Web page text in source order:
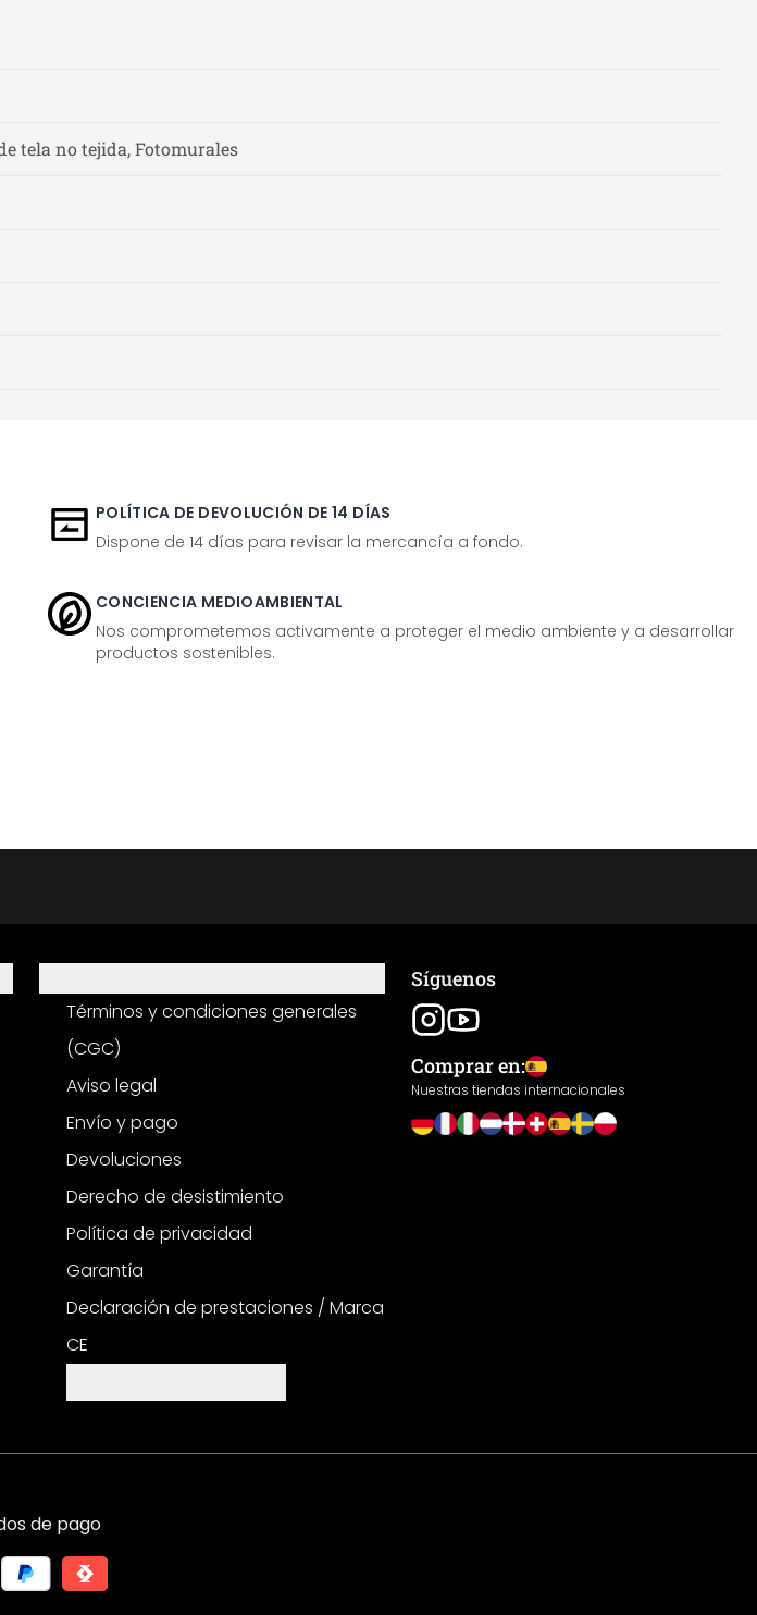
tela no tejida, Fotomurales
POLÍTICA DE DEVOLUCIÓN DE 14 DÍAS
Dispone de 14 días para revisar la mercancía a fondo.
CONCIENCIA MEDIOAMBIENTAL
Nos comprometemos activamente a proteger el medio ambiente y a desarrollar
productos sostenibles.
Términos y condiciones generales
(CGC)
Aviso legal
Envío y pago
Devoluciones
Derecho de desistimiento
Política de privacidad
Garantía
Declaración de prestaciones / Marca
CE
Síguenos
Comprar en:
Nuestras tiendas internacionales
de pago